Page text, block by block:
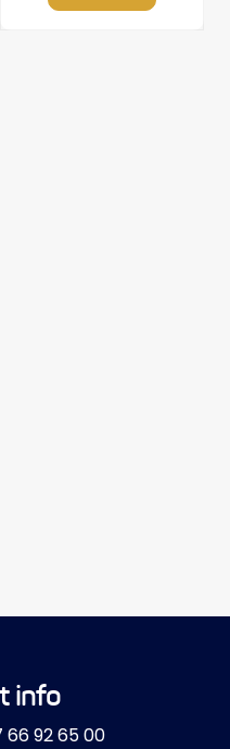
info
66 92 65 00